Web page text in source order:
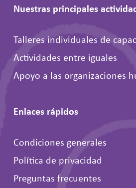
Nuestras principales
Talleres individuales de
Actividades entre iguales
Apoyo a las organizaciones
Enlaces rápidos
Condiciones generales
Política de privacidad
Preguntas frecuentes